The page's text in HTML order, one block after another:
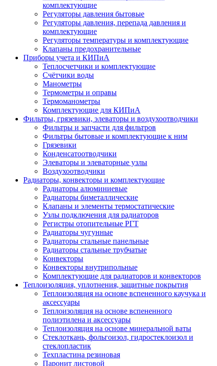
комплектующие
Регуляторы давления бытовые
Регуляторы давления, перепада давления и
комплектующие
Регуляторы температуры и комплектующие
Клапаны предохранительные
Приборы учета и КИПиА
Теплосчетчики и комплектующие
Счётчики воды
Манометры
Термометры и оправы
Термоманометры
Комплектующие для КИПиА
Фильтры, грязевики, элеваторы и воздухоотводчики
Фильтры и запчасти для фильтров
Фильтры бытовые и комплектующие к ним
Грязевики
Конденсатоотводчики
Элеваторы и элеваторные узлы
Воздухоотводчики
Радиаторы, конвекторы и комплектующие
Радиаторы алюминиевые
Радиаторы биметаллические
Клапаны и элементы термостатические
Узлы подключения для радиаторов
Регистры отопительные РГТ
Радиаторы чугунные
Радиаторы стальные панельные
Радиаторы стальные трубчатые
Конвекторы
Конвекторы внутрипольные
Комплектующие для радиаторов и конвекторов
Теплоизоляция, уплотнения, защитные покрытия
Теплоизоляция на основе вспененного каучука и
аксессуары
Теплоизоляция на основе вспененного
полиэтилена и аксессуары
Теплоизоляция на основе минеральной ваты
Стеклоткань, фольгоизол, гидростеклоизол и
стеклопластик
Техпластина резиновая
Паронит листовой